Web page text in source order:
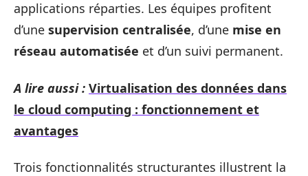
applications réparties. Les équipes profitent
d’une supervision centralisée, d’une mise en
réseau automatisée et d’un suivi permanent.
A lire aussi : Virtualisation des données dans
le cloud computing : fonctionnement et
avantages
Trois fonctionnalités structurantes illustrent la